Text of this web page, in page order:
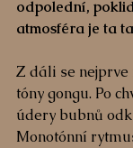
odpolední,
atmosféra je ta
Z dáli se
tóny gongu. Po
údery bubnů
Monotónní